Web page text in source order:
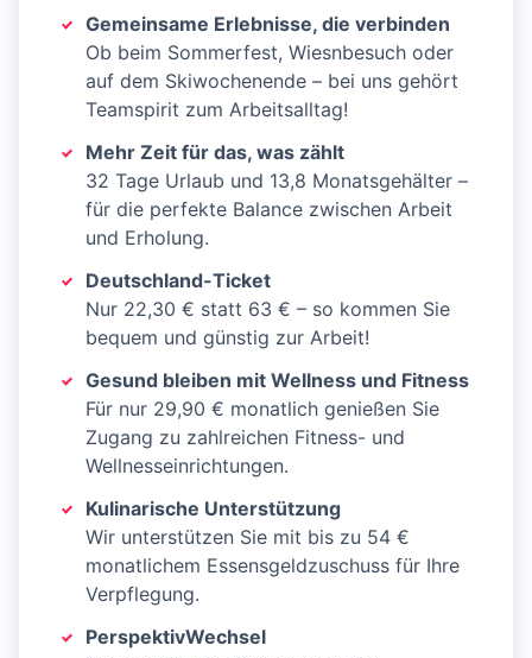
Gemeinsame Erlebnisse, die verbinden
Ob beim Sommerfest, Wiesnbesuch oder
auf dem Skiwochenende – bei uns gehört
Teamspirit zum Arbeitsalltag!
Mehr Zeit für das, was zählt
32 Tage Urlaub und 13,8 Monatsgehälter –
für die perfekte Balance zwischen Arbeit
und Erholung.
Deutschland-Ticket
Nur 22,30 € statt 63 € – so kommen Sie
bequem und günstig zur Arbeit!
Gesund bleiben mit Wellness und Fitness
Für nur 29,90 € monatlich genießen Sie
Zugang zu zahlreichen Fitness- und
Wellnesseinrichtungen.
Kulinarische Unterstützung
Wir unterstützen Sie mit bis zu 54 €
monatlichem Essensgeldzuschuss für Ihre
Verpflegung.
PerspektivWechsel